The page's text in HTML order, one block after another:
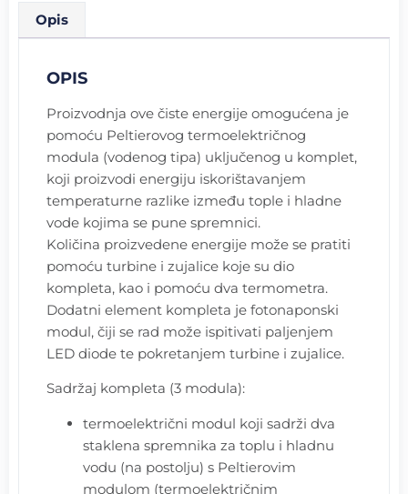
Opis
OPIS
Proizvodnja ove čiste energije omogućena je
pomoću Peltierovog termoelektričnog
modula (vodenog tipa) uključenog u komplet,
koji proizvodi energiju iskorištavanjem
temperaturne razlike između tople i hladne
vode kojima se pune spremnici.
Količina proizvedene energije može se pratiti
pomoću turbine i zujalice koje su dio
kompleta, kao i pomoću dva termometra.
Dodatni element kompleta je fotonaponski
modul, čiji se rad može ispitivati paljenjem
LED diode te pokretanjem turbine i zujalice.
Sadržaj kompleta (3 modula):
termoelektrični modul koji sadrži dva
staklena spremnika za toplu i hladnu
vodu (na postolju) s Peltierovim
modulom (termoelektričnim